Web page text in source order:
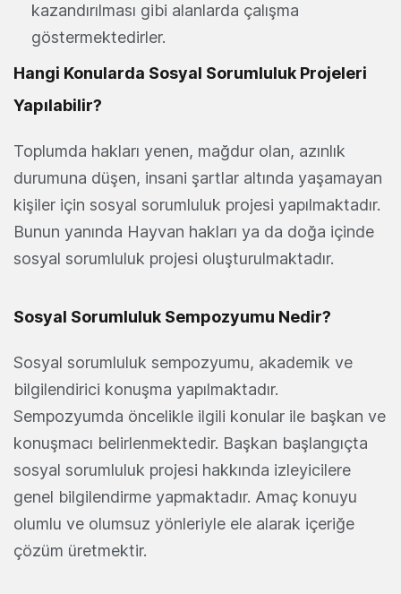
kazandırılması gibi alanlarda çalışma
göstermektedirler.
Hangi Konularda Sosyal Sorumluluk Projeleri
Yapılabilir?
Toplumda hakları yenen, mağdur olan, azınlık
durumuna düşen, insani şartlar altında yaşamayan
kişiler için sosyal sorumluluk projesi yapılmaktadır.
Bunun yanında Hayvan hakları ya da doğa içinde
sosyal sorumluluk projesi oluşturulmaktadır.
Sosyal Sorumluluk Sempozyumu Nedir?
Sosyal sorumluluk sempozyumu, akademik ve
bilgilendirici konuşma yapılmaktadır.
Sempozyumda öncelikle ilgili konular ile başkan ve
konuşmacı belirlenmektedir. Başkan başlangıçta
sosyal sorumluluk projesi hakkında izleyicilere
genel bilgilendirme yapmaktadır. Amaç konuyu
olumlu ve olumsuz yönleriyle ele alarak içeriğe
çözüm üretmektir.